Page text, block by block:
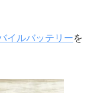
イルバッテリーを